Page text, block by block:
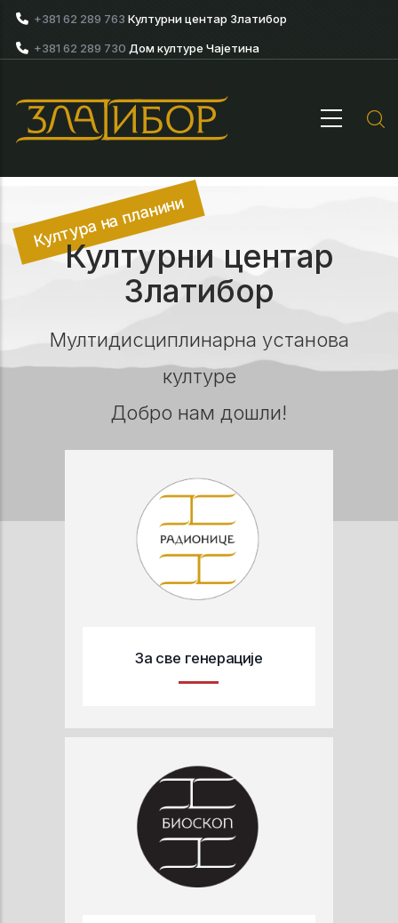
Skip to main content
+381 62 289 763 Културни центар Златибор
+381 62 289 730 Дом културе Чајетина
Култура на планини
Културни центар
Златибор
Мултидисциплинарна установа
културе
Добро нам дошли!
За све генерације